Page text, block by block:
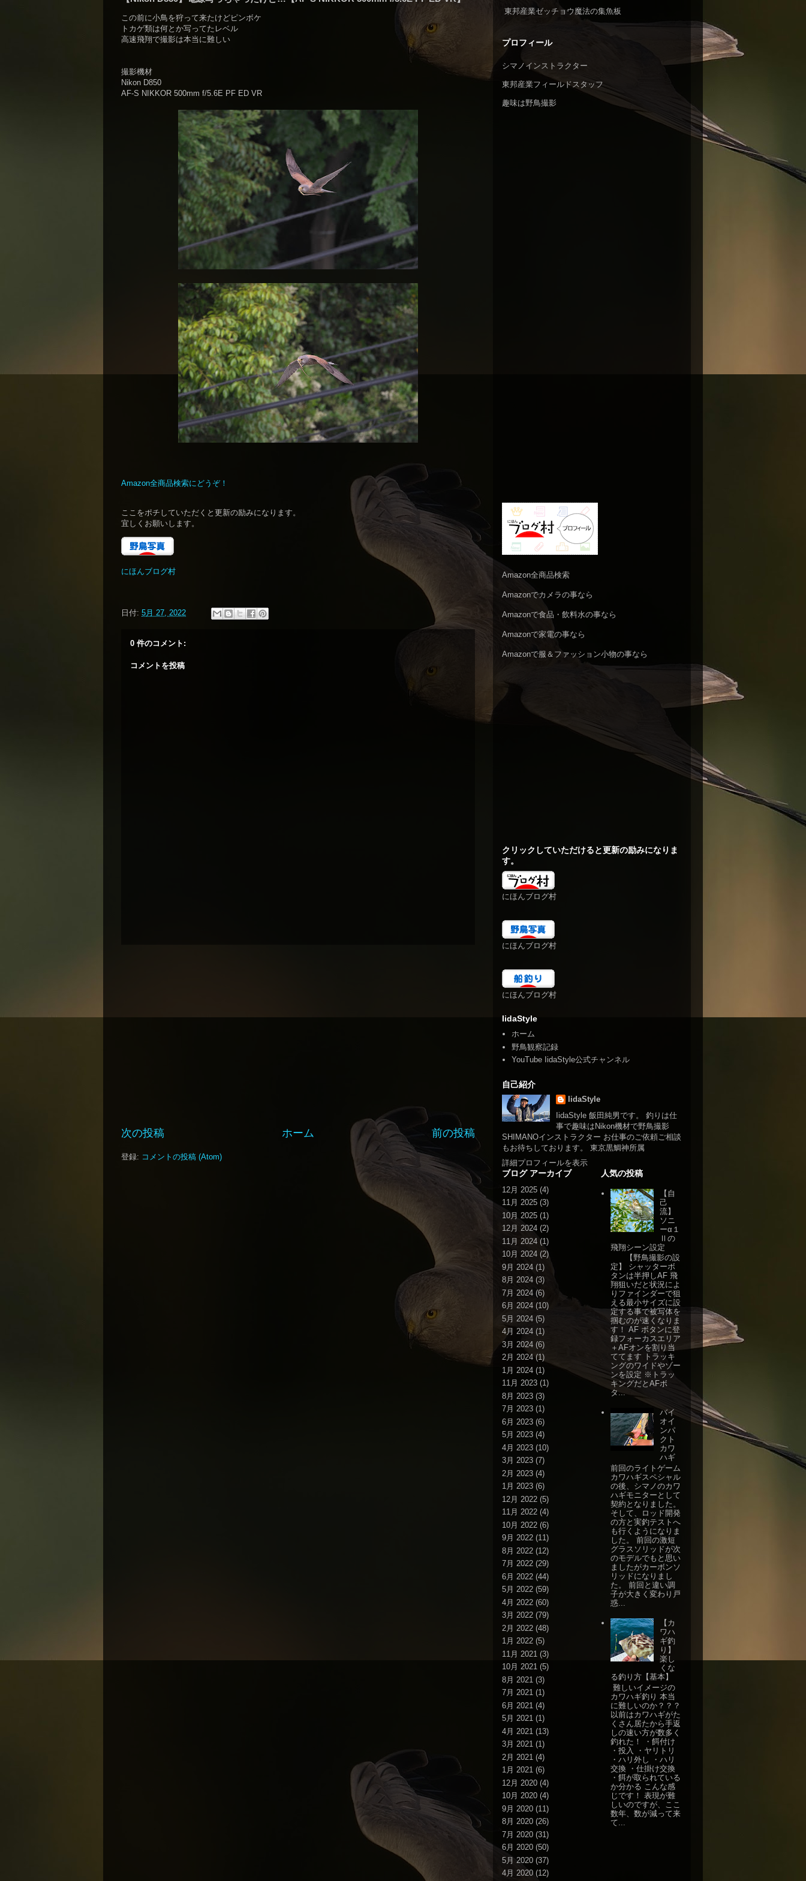
この前に小鳥を狩って来たけどピンボケ
トカゲ類は何とか写ってたレベル
高速飛翔で撮影は本当に難しい
撮影機材
Nikon D850
AF-S NIKKOR 500mm f/5.6E PF ED VR
Amazon全商品検索にどうぞ！
ここをポチしていただくと更新の励みになります。
宜しくお願いします。
にほんブログ村
日付: 5月 27, 2022
0 件のコメント:
コメントを投稿
次の投稿 前の投稿
ホーム
登録: コメントの投稿 (Atom)
東邦産業ゼッチョウ魔法の集魚板
プロフィール
シマノインストラクター
東邦産業フィールドスタッフ
趣味は野鳥撮影
Amazon全商品検索
Amazonでカメラの事なら
Amazonで食品・飲料水の事なら
Amazonで家電の事なら
Amazonで服＆ファッション小物の事なら
クリックしていただけると更新の励みになりま
す。
にほんブログ村
にほんブログ村
にほんブログ村
IidaStyle
ホーム
野鳥観察記録
YouTube IidaStyle公式チャンネル
自己紹介
IidaStyle
IidaStyle 飯田純男です。 釣りは仕
事で趣味はNikon機材で野鳥撮影
SHIMANOインストラクター お仕事のご依頼ご相談
もお待ちしております。 東京黒鯛神所属
詳細プロフィールを表示
ブログ アーカイブ
12月 2025 (4)
11月 2025 (3)
10月 2025 (1)
12月 2024 (2)
11月 2024 (1)
10月 2024 (2)
9月 2024 (1)
8月 2024 (3)
7月 2024 (6)
6月 2024 (10)
5月 2024 (5)
4月 2024 (1)
3月 2024 (6)
2月 2024(1)
1月 2024 (1)
11月 2023 (1)
8月 2023 (3)
7月 2023 (1)
6月 2023 (6)
5月 2023 (4)
4月 2023 (10)
3月 2023 (7)
2月 2023 (4)
1月 2023 (6)
12月 2022 (5)
11月 2022 (4)
10月 2022 (6)
9月 2022 (11)
8月 2022 (12)
7月 2022 (29)
6月 2022 (44)
5月 2022 (59)
4月 2022 (60)
3月 2022 (79)
2月 2022 (48)
1月 2022 (5)
11月 2021 (3)
10月 2021 (5)
8月 2021 (3)
7月 2021 (1)
6月 2021 (4)
5月 2021 (1)
4月 2021 (13)
3月 2021 (1)
2月 2021 (4)
1月 2021 (6)
12月 2020 (4)
10月 2020 (4)
9月 2020 (11)
8月 2020 (26)
7月 2020 (31)
6月 2020 (50)
5月 2020 (37)
4月 2020 (12)
人気の投稿
【自
己
流】
ソニ
ーα１
Ⅱの
飛翔シーン設定
【野鳥撮影の設
定】 シャッターボ
タンは半押しAF 飛
翔狙いだと状況によ
りファインダーで狙
える最小サイズに設
定する事で被写体を
掴むのが速くなりま
す！ AF ボタンに登
録フォーカスエリア
＋AFオンを割り当
ててます トラッキ
ングのワイドやゾー
ンを設定 ※トラッ
キングだとAFボ
タ...
バイ
オイ
ンパ
クト
カワ
ハギ
前回のライトゲーム
カワハギスペシャル
の後、シマノのカワ
ハギモニターとして
契約となりました。
そして、ロッド開発
の方と実釣テストへ
も行くようになりま
した。 前回の激短
グラスソリッドが次
のモデルでもと思い
ましたがカーボンソ
リッドになりまし
た。 前回と違い調
子が大きく変わり戸
惑...
【カ
ワハ
ギ釣
り】
楽し
くな
る釣り方【基本】
難しいイメージの
カワハギ釣り 本当
に難しいのか？？？
以前はカワハギがた
くさん居たから手返
しの速い方が数多く
釣れた！ ・餌付け
・投入 ・ヤリトリ
・ハリ外し ・ハリ
交換 ・仕掛け交換
・餌が取られている
か分かる こんな感
じです！ 表現が難
しいのですが、ここ
数年、数が減って来
て...